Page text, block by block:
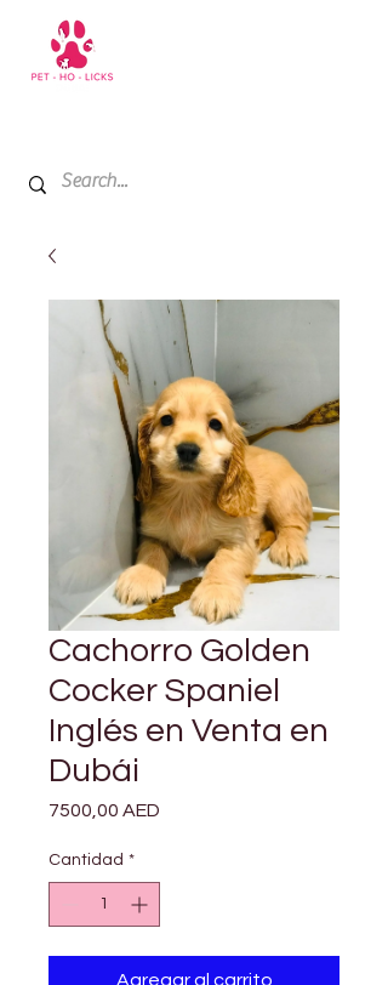
Cachorro Golden
Cocker Spaniel
Inglés en Venta en
Dubái
7500,00 AED
Cantidad *
Agregar al carrito